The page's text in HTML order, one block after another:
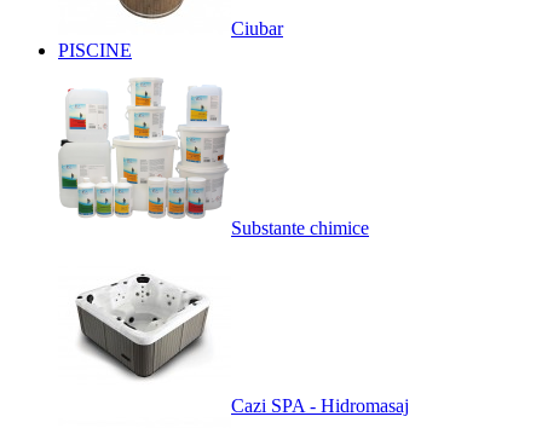
Ciubar
PISCINE
Substante chimice
Cazi SPA - Hidromasaj